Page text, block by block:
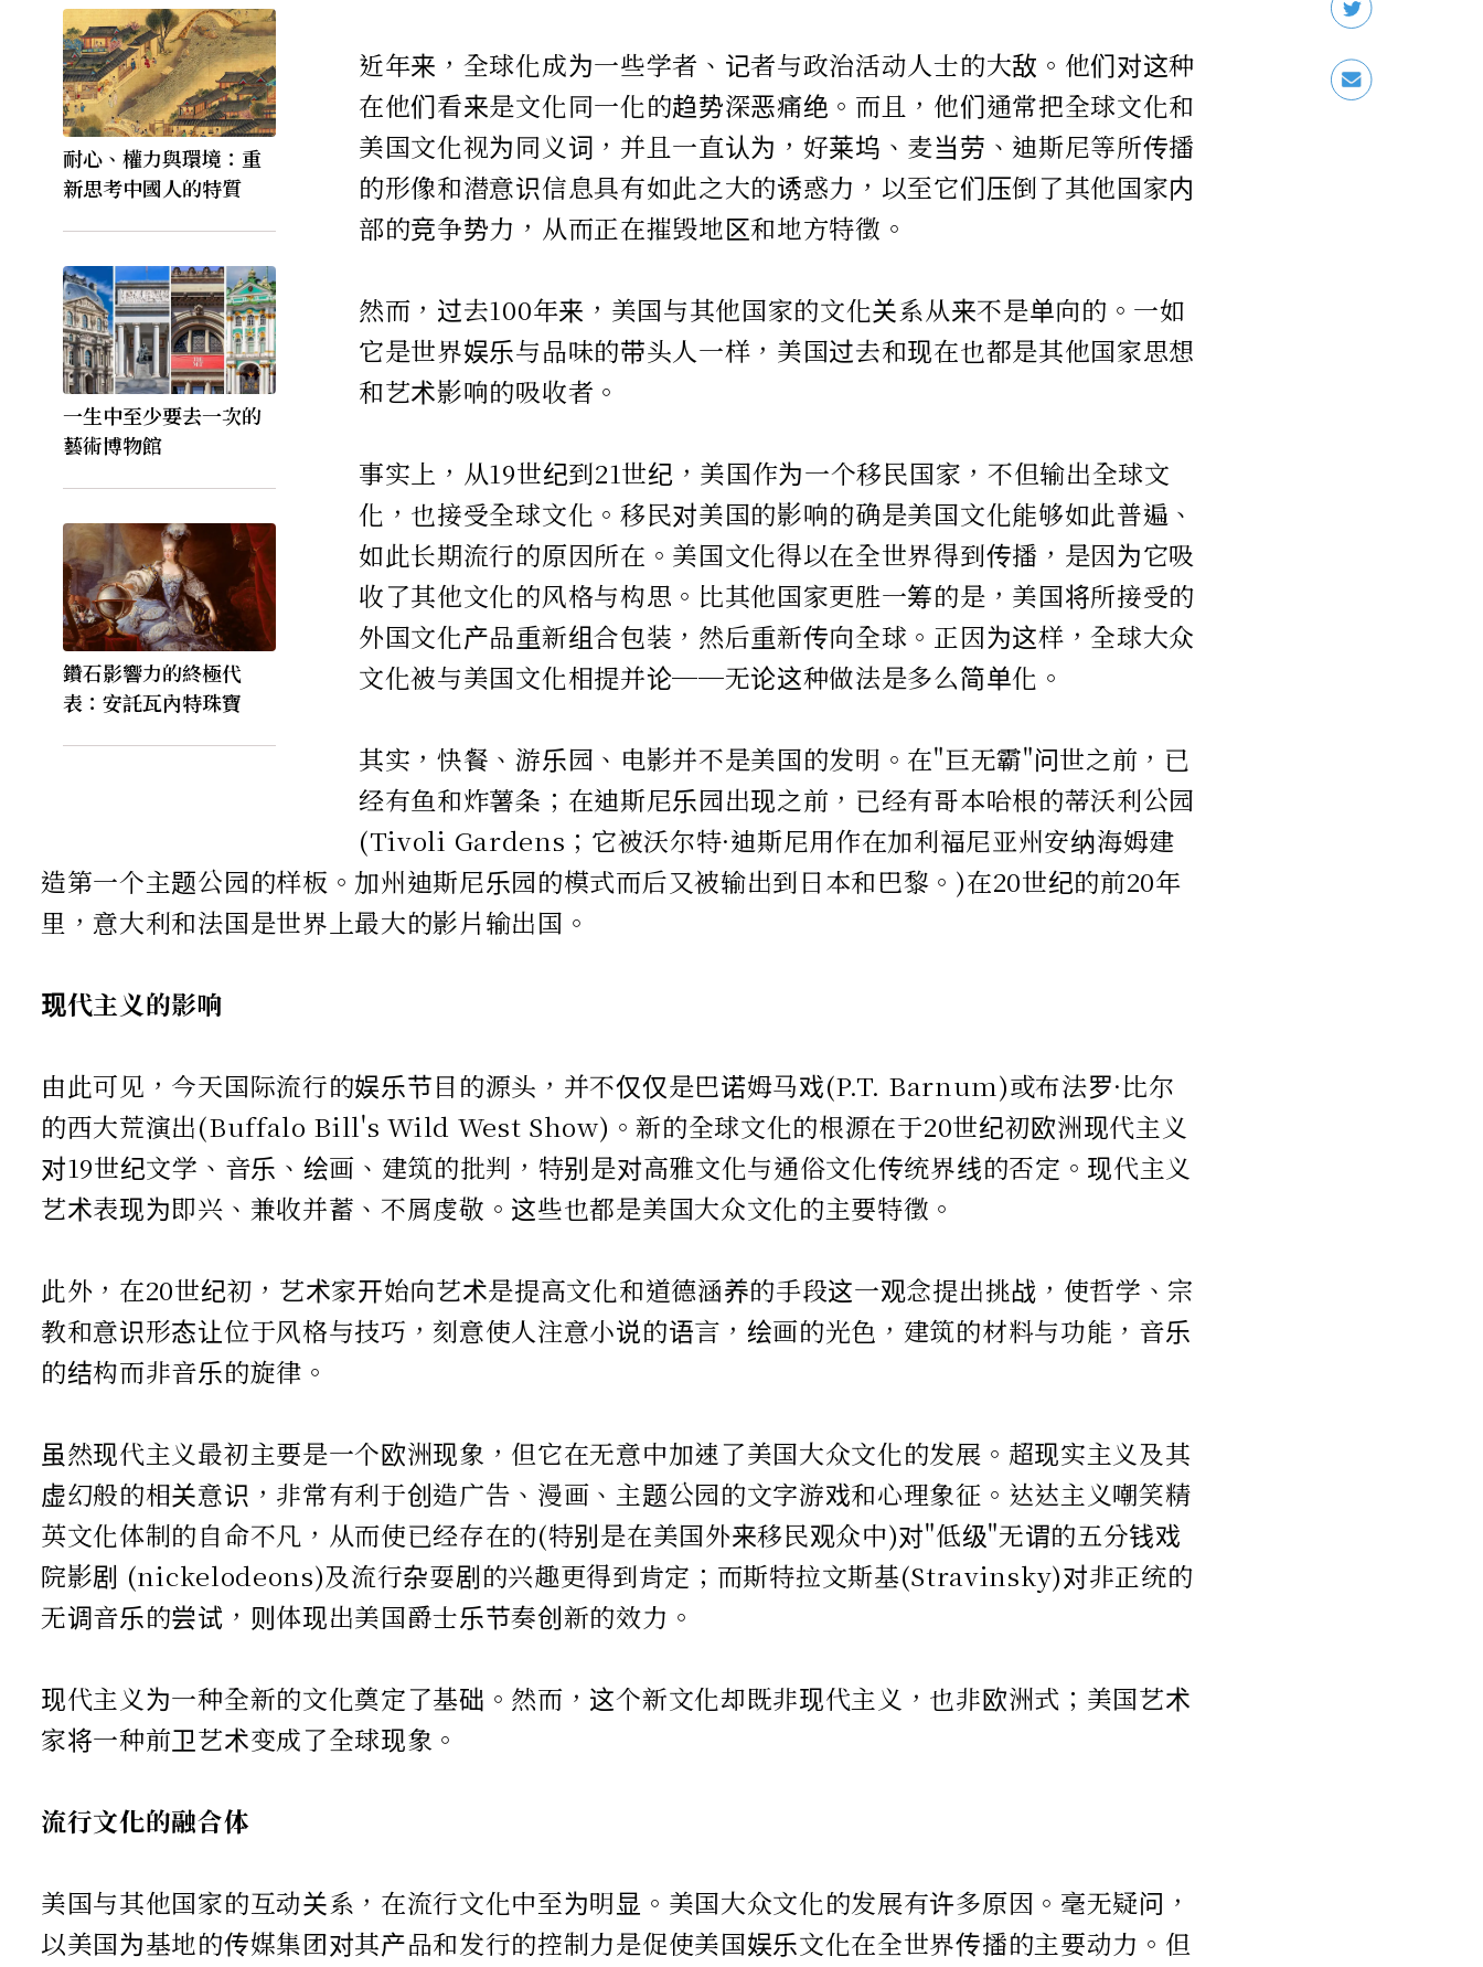
耐心、權力與環境：重
新思考中國人的特質
一生中至少要去一次的
藝術博物館
鑽石影響力的終極代
表：安託瓦內特珠寶
近年来，全球化成为一些学者、记者与政治活动人士的大敌。他们对这种
在他们看来是文化同一化的趋势深恶痛绝。而且，他们通常把全球文化和
美国文化视为同义词，并且一直认为，好莱坞、麦当劳、迪斯尼等所传播
的形像和潜意识信息具有如此之大的诱惑力，以至它们压倒了其他国家内
部的竞争势力，从而正在摧毁地区和地方特徵。
然而，过去100年来，美国与其他国家的文化关系从来不是单向的。一如
它是世界娱乐与品味的带头人一样，美国过去和现在也都是其他国家思想
和艺术影响的吸收者。
事实上，从19世纪到21世纪，美国作为一个移民国家，不但输出全球文
化，也接受全球文化。移民对美国的影响的确是美国文化能够如此普遍、
如此长期流行的原因所在。美国文化得以在全世界得到传播，是因为它吸
收了其他文化的风格与构思。比其他国家更胜一筹的是，美国将所接受的
外国文化产品重新组合包装，然后重新传向全球。正因为这样，全球大众
文化被与美国文化相提并论──无论这种做法是多么简单化。
其实，快餐、游乐园、电影并不是美国的发明。在"巨无霸"问世之前，已
经有鱼和炸薯条；在迪斯尼乐园出现之前，已经有哥本哈根的蒂沃利公园
(Tivoli Gardens；它被沃尔特·迪斯尼用作在加利福尼亚州安纳海姆建
造第一个主题公园的样板。加州迪斯尼乐园的模式而后又被输出到日本和巴黎。)在20世纪的前20年
里，意大利和法国是世界上最大的影片输出国。
现代主义的影响
由此可见，今天国际流行的娱乐节目的源头，并不仅仅是巴诺姆马戏(P.T. Barnum)或布法罗·比尔
的西大荒演出(Buffalo Bill's Wild West Show)。新的全球文化的根源在于20世纪初欧洲现代主义
对19世纪文学、音乐、绘画、建筑的批判，特别是对高雅文化与通俗文化传统界线的否定。现代主义
艺术表现为即兴、兼收并蓄、不屑虔敬。这些也都是美国大众文化的主要特徵。
此外，在20世纪初，艺术家开始向艺术是提高文化和道德涵养的手段这一观念提出挑战，使哲学、宗
教和意识形态让位于风格与技巧，刻意使人注意小说的语言，绘画的光色，建筑的材料与功能，音乐
的结构而非音乐的旋律。
虽然现代主义最初主要是一个欧洲现象，但它在无意中加速了美国大众文化的发展。超现实主义及其
虚幻般的相关意识，非常有利于创造广告、漫画、主题公园的文字游戏和心理象征。达达主义嘲笑精
英文化体制的自命不凡，从而使已经存在的(特别是在美国外来移民观众中)对"低级"无谓的五分钱戏
院影剧 (nickelodeons)及流行杂耍剧的兴趣更得到肯定；而斯特拉文斯基(Stravinsky)对非正统的
无调音乐的尝试，则体现出美国爵士乐节奏创新的效力。
现代主义为一种全新的文化奠定了基础。然而，这个新文化却既非现代主义，也非欧洲式；美国艺术
家将一种前卫艺术变成了全球现象。
流行文化的融合体
美国与其他国家的互动关系，在流行文化中至为明显。美国大众文化的发展有许多原因。毫无疑问，
以美国为基地的传媒集团对其产品和发行的控制力是促使美国娱乐文化在全世界传播的主要动力。但